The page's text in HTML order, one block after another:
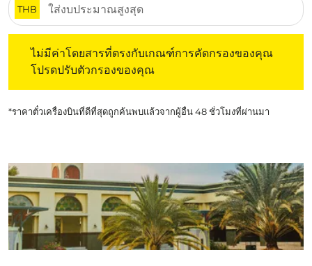
THB
ไม่มีค่าโดยสารที่ตรงกับเกณฑ์การคัดกรองของคุณ
โปรดปรับตัวกรองของคุณ
*ราคาตั๋วเครื่องบินที่ดีที่สุดถูกค้นพบแล้วจากผู้อื่น 48 ชั่วโมงที่ผ่านมา